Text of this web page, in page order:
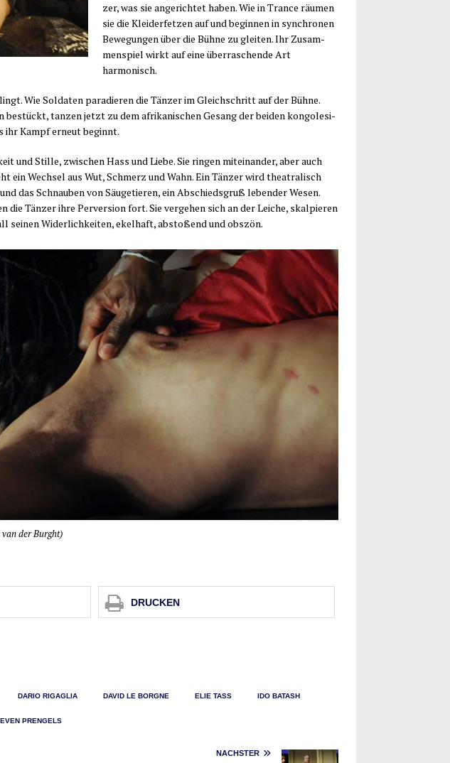
zer, was sie ange­rich­tet haben. Wie in Trance räu­men
sie die Klei­der­fet­zen auf und begin­nen in syn­chro­nen
Bewe­gun­gen über die Büh­ne zu glei­ten. Ihr Zusam­
men­spiel wirkt auf eine über­ra­schen­de Art
harmonisch.
Wie Sol­da­ten para­die­ren die Tän­zer im Gleich­schritt auf der Büh­ne.
bestückt, tan­zen jetzt zu dem afri­ka­ni­schen Gesang der bei­den kon­go­le­si­
ihr Kampf erneut beginnt.
und Stil­le, zwi­schen Hass und Lie­be. Sie rin­gen mit­ein­an­der, aber auch
Wech­sel aus Wut, Schmerz und Wahn. Ein Tän­zer wird thea­tra­lisch
das Schnau­ben von Säu­ge­tie­ren, ein Abschieds­gruß leben­der Wesen.
Tän­zer ihre Per­ver­si­on fort. Sie ver­ge­hen sich an der Lei­che, skal­pie­ren
sei­nen Wider­lich­kei­ten, ekel­haft, absto­ßend und obszön.
der Burght)
DRU­CKEN
DARIO RIGAGLIA DAVID LE BORGNE ELIE TASS IDO BATASH
PRENGELS
NÄCHSTER